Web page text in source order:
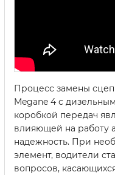
Процесс замены
Megane 4 с
коробкой передач
влияющей на работу
надежность. При
элемент, водители
вопросов,